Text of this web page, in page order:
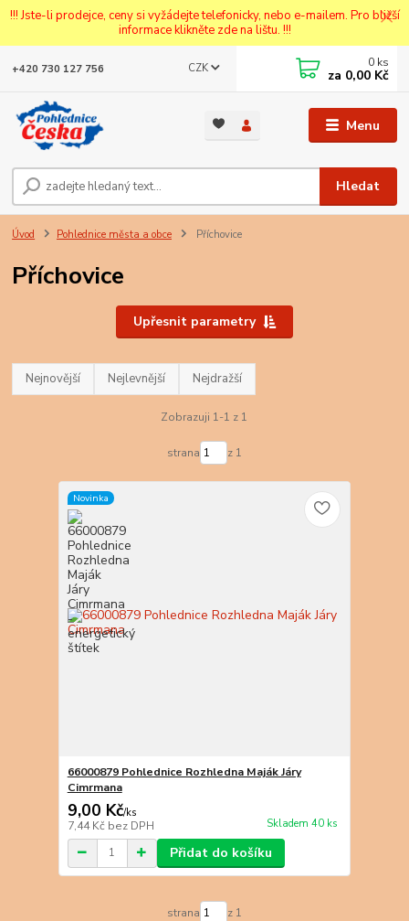
!!! Jste-li prodejce, ceny si vyžádejte telefonicky, nebo e-mailem. Pro bližší
informace klikněte zde na lištu. !!!
Menu
CZK
Hledat
+420 730 127 756 0 ks
za 0,00 Kč
Úvod Pohlednice města a obce Příchovice
Příchovice
Upřesnit parametry
Nejnovější Nejlevnější Nejdražší
Zobrazuji 1-1 z 1
strana z 1
Novinka
66000879 Pohlednice Rozhledna Maják Járy
Cimrmana
9,00 Kč/ks
7,44 Kč bez DPH Skladem 40 ks
Přidat do košíku
strana z 1